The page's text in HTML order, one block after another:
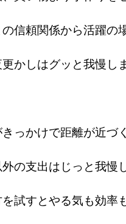
信頼関係から活躍の
かしはグッと我慢し
っかけで距離が近づ
の支出はじっと我慢
試すとやる気も効率